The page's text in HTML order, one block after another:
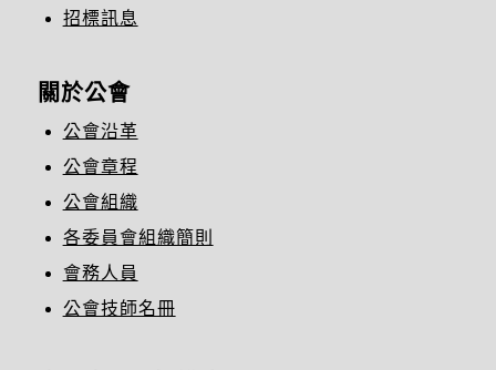
招標訊息
關於公會
公會沿革
公會章程
公會組織
各委員會組織簡則
會務人員
公會技師名冊